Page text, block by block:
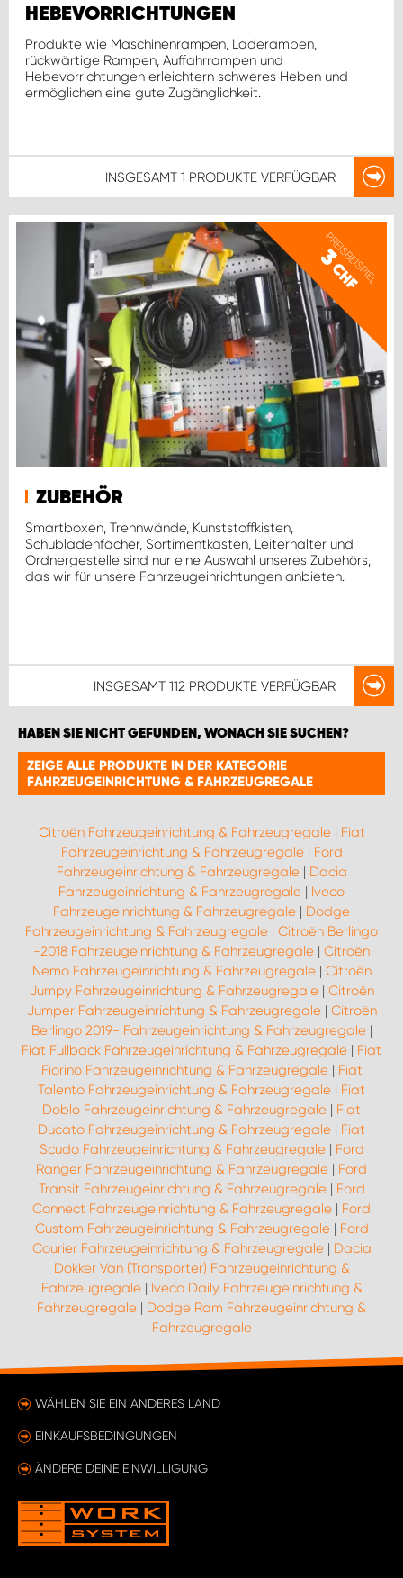
HEBEVORRICHTUNGEN
Produkte wie Maschinenrampen, Laderampen,
rückwärtige Rampen, Auffahrrampen und
Hebevorrichtungen erleichtern schweres Heben und
ermöglichen eine gute Zugänglichkeit.
INSGESAMT 1 PRODUKTE VERFÜGBAR
PREISBEISPIEL
3
CHF
ZUBEHÖR
Smartboxen, Trennwände, Kunststoffkisten,
Schubladenfächer, Sortimentkästen, Leiterhalter und
Ordnergestelle sind nur eine Auswahl unseres Zubehörs,
das wir für unsere Fahrzeugeinrichtungen anbieten.
INSGESAMT 112 PRODUKTE VERFÜGBAR
HABEN SIE NICHT GEFUNDEN, WONACH SIE SUCHEN?
ZEIGE ALLE PRODUKTE IN DER KATEGORIE
FAHRZEUGEINRICHTUNG & FAHRZEUGREGALE
Citroën Fahrzeugeinrichtung & Fahrzeugregale| Fiat
Fahrzeugeinrichtung & Fahrzeugregale| Ford
Fahrzeugeinrichtung & Fahrzeugregale| Dacia
Fahrzeugeinrichtung & Fahrzeugregale | Iveco
Fahrzeugeinrichtung & Fahrzeugregale | Dodge
Fahrzeugeinrichtung & Fahrzeugregale | Citroën Berlingo
-2018 Fahrzeugeinrichtung & Fahrzeugregale | Citroën
Nemo Fahrzeugeinrichtung & Fahrzeugregale| Citroën
Jumpy Fahrzeugeinrichtung & Fahrzeugregale| Citroën
Jumper Fahrzeugeinrichtung & Fahrzeugregale| Citroën
Berlingo 2019- Fahrzeugeinrichtung & Fahrzeugregale|
Fiat Fullback Fahrzeugeinrichtung & Fahrzeugregale | Fiat
Fiorino Fahrzeugeinrichtung & Fahrzeugregale| Fiat
Talento Fahrzeugeinrichtung & Fahrzeugregale | Fiat
Doblo Fahrzeugeinrichtung & Fahrzeugregale | Fiat
Ducato Fahrzeugeinrichtung & Fahrzeugregale | Fiat
Scudo Fahrzeugeinrichtung & Fahrzeugregale| Ford
Ranger Fahrzeugeinrichtung & Fahrzeugregale | Ford
Transit Fahrzeugeinrichtung & Fahrzeugregale| Ford
Connect Fahrzeugeinrichtung & Fahrzeugregale | Ford
Custom Fahrzeugeinrichtung & Fahrzeugregale| Ford
Courier Fahrzeugeinrichtung & Fahrzeugregale| Dacia
Dokker Van (Transporter) Fahrzeugeinrichtung &
Fahrzeugregale| Iveco Daily Fahrzeugeinrichtung &
Fahrzeugregale | Dodge Ram Fahrzeugeinrichtung &
Fahrzeugregale
WÄHLEN SIE EIN ANDERES LAND
EINKAUFSBEDINGUNGEN
ÄNDERE DEINE EINWILLIGUNG